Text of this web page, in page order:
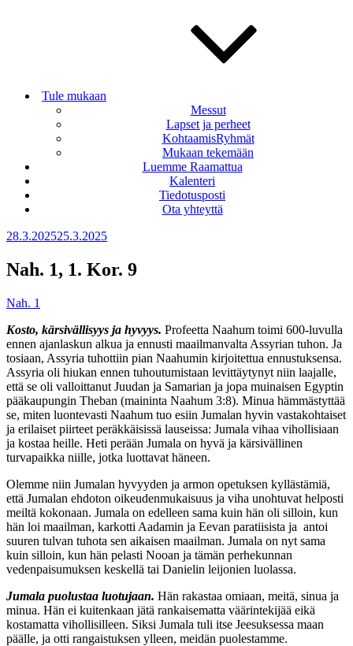
Tule mukaan
Messut
Lapset ja perheet
KohtaamisRyhmät
Mukaan tekemään
Luemme Raamattua
Kalenteri
Tiedotusposti
Ota yhteyttä
Julkaistu
28.3.202525.3.2025
Nah. 1, 1. Kor. 9
Nah. 1
Kosto, kärsivällisyys ja hyvyys. Profeetta Naahum toimi 600-luvulla
ennen ajanlaskun alkua ja ennusti maailmanvalta Assyrian tuhon. Ja
tosiaan, Assyria tuhottiin pian Naahumin kirjoitettua ennustuksensa.
Assyria oli hiukan ennen tuhoutumistaan levittäytynyt niin laajalle,
että se oli valloittanut Juudan ja Samarian ja jopa muinaisen Egyptin
pääkaupungin Theban (maininta Naahum 3:8). Minua hämmästyttää
se, miten luontevasti Naahum tuo esiin Jumalan hyvin vastakohtaiset
ja erilaiset piirteet peräkkäisissä lauseissa: Jumala vihaa vihollisiaan
ja kostaa heille. Heti perään Jumala on hyvä ja kärsivällinen
turvapaikka niille, jotka luottavat häneen.
Olemme niin Jumalan hyvyyden ja armon opetuksen kyllästämiä,
että Jumalan ehdoton oikeudenmukaisuus ja viha unohtuvat helposti
meiltä kokonaan. Jumala on edelleen sama kuin hän oli silloin, kun
hän loi maailman, karkotti Aadamin ja Eevan paratiisista ja antoi
suuren tulvan tuhota sen aikaisen maailman. Jumala on nyt sama
kuin silloin, kun hän pelasti Nooan ja tämän perhekunnan
vedenpaisumuksen keskellä tai Danielin leijonien luolassa.
Jumala puolustaa luotujaan. Hän rakastaa omiaan, meitä, sinua ja
minua. Hän ei kuitenkaan jätä rankaisematta väärintekijää eikä
kostamatta vihollisilleen. Siksi Jumala tuli itse Jeesuksessa maan
päälle, ja otti rangaistuksen ylleen, meidän puolestamme.